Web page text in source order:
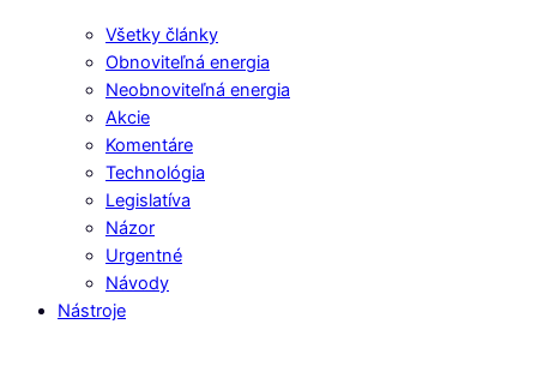
Všetky články
Obnoviteľná energia
Neobnoviteľná energia
Akcie
Komentáre
Technológia
Legislatíva
Názor
Urgentné
Návody
Nástroje